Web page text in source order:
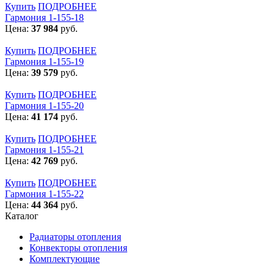
Купить ПОДРОБНЕЕ
Гармония 1-155-18
Цена: 37 984 руб.
Купить ПОДРОБНЕЕ
Гармония 1-155-19
Цена: 39 579 руб.
Купить ПОДРОБНЕЕ
Гармония 1-155-20
Цена: 41 174 руб.
Купить ПОДРОБНЕЕ
Гармония 1-155-21
Цена: 42 769 руб.
Купить ПОДРОБНЕЕ
Гармония 1-155-22
Цена: 44 364 руб.
Каталог
Радиаторы отопления
Конвекторы отопления
Комплектующие